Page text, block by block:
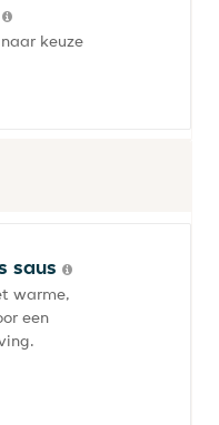
keuze
saus
warme,
een